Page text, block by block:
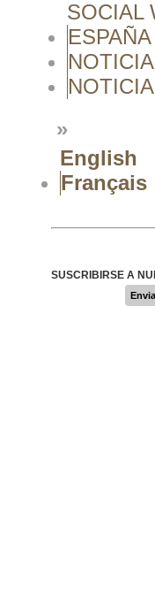
SOCIAL
ESPAÑA
»
English
Français
SUSCRIBIRSE A